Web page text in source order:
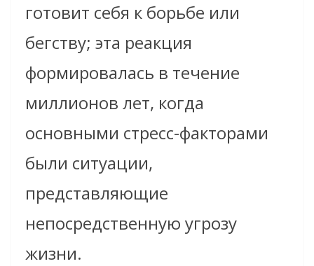
готовит себя к борьбе или
бегству; эта реакция
формировалась в течение
миллионов лет, когда
основными стресс-факторами
были ситуации,
представляющие
непосредственную угрозу
жизни.